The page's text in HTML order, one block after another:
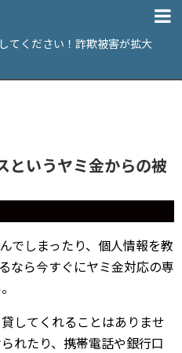
てください！詐欺被害が拡大
というヤミ金からの被
でしまったり、個人情報を教
なら今すぐにヤミ金対応の専
してくれることはありませ
れたり、携帯電話や銀行口